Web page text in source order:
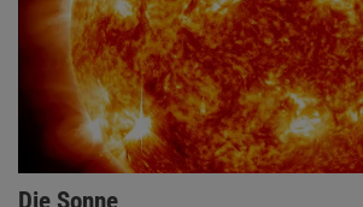
Die Sonne